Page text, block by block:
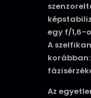
egy f/1,6-
A
korábban:
Az